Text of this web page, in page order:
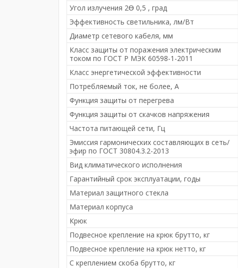
Угол излучения 2Ɵ 0,5 , град
Эффективность светильника, лм/Вт
Диаметр сетевого кабеля, мм
Класс защиты от поражения электрическим
током по ГОСТ Р МЭК 60598-1-2011
Класс энергетической эффективности
Потребляемый ток, не более, A
Функция защиты от перегрева
Функция защиты от скачков напряжения
Частота питающей сети, Гц
Эмиссия гармонических составляющих в сеть/
эфир по ГОСТ 30804.3.2-2013
Вид климатического исполнения
Гарантийный срок эксплуатации, годы
Материал защитного стекла
Материал корпуса
Крюк
Подвесное крепление на крюк брутто, кг
Подвесное крепление на крюк нетто, кг
С креплением скоба брутто, кг